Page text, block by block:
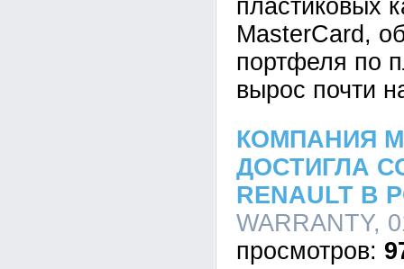
пластиковых
MasterCard,
портфеля по
вырос почти
КОМПАНИЯ
ДОСТИГЛА
RENAULT В
WARRANTY,